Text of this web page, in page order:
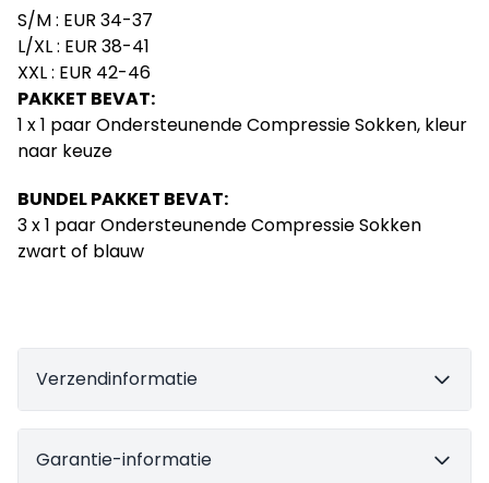
S/M : EUR 34-37
L/XL : EUR 38-41
XXL : EUR 42-46
PAKKET BEVAT:
1 x 1 paar Ondersteunende Compressie Sokken, kleur
naar keuze
BUNDEL PAKKET BEVAT:
3 x 1 paar Ondersteunende Compressie Sokken
zwart of blauw
Verzendinformatie
Garantie-informatie